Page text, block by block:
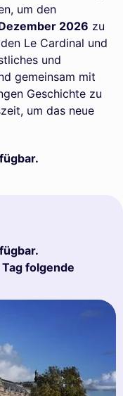
um den
2026 zu
Le Cardinal und
und
gemeinsam mit
Geschichte zu
um das neue
folgende